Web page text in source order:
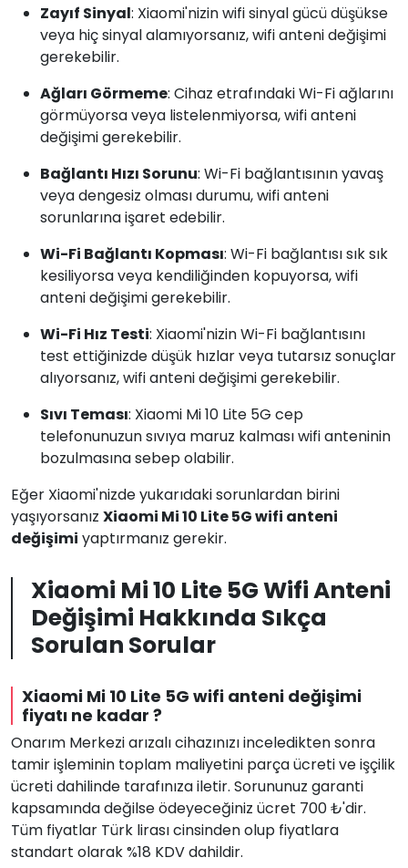
Zayıf Sinyal: Xiaomi'nizin wifi sinyal gücü düşükse
veya hiç sinyal alamıyorsanız, wifi anteni değişimi
gerekebilir.
Ağları Görmeme: Cihaz etrafındaki Wi-Fi ağlarını
görmüyorsa veya listelenmiyorsa, wifi anteni
değişimi gerekebilir.
Bağlantı Hızı Sorunu: Wi-Fi bağlantısının yavaş
veya dengesiz olması durumu, wifi anteni
sorunlarına işaret edebilir.
Wi-Fi Bağlantı Kopması: Wi-Fi bağlantısı sık sık
kesiliyorsa veya kendiliğinden kopuyorsa, wifi
anteni değişimi gerekebilir.
Wi-Fi Hız Testi: Xiaomi'nizin Wi-Fi bağlantısını
test ettiğinizde düşük hızlar veya tutarsız sonuçlar
alıyorsanız, wifi anteni değişimi gerekebilir.
Sıvı Teması: Xiaomi Mi 10 Lite 5G cep
telefonunuzun sıvıya maruz kalması wifi anteninin
bozulmasına sebep olabilir.
Eğer Xiaomi'nizde yukarıdaki sorunlardan birini
yaşıyorsanız Xiaomi Mi 10 Lite 5G wifi anteni
değişimi yaptırmanız gerekir.
Xiaomi Mi 10 Lite 5G Wifi Anteni
Değişimi Hakkında Sıkça
Sorulan Sorular
Xiaomi Mi 10 Lite 5G wifi anteni değişimi
fiyatı ne kadar ?
Onarım Merkezi arızalı cihazınızı inceledikten sonra
tamir işleminin toplam maliyetini parça ücreti ve işçilik
ücreti dahilinde tarafınıza iletir. Sorununuz garanti
kapsamında değilse ödeyeceğiniz ücret 700 ₺'dir.
Tüm fiyatlar Türk lirası cinsinden olup fiyatlara
standart olarak %18 KDV dahildir.